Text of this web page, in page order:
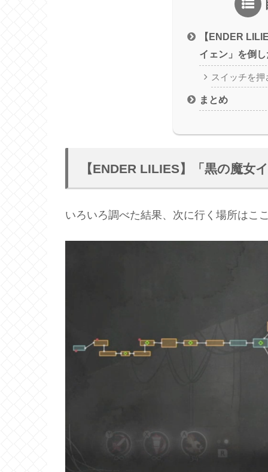
【ENDER
イェン」を倒
スイッチを
まとめ
【ENDER LILIES】「黒の魔女
いろいろ調べた結果、次に行く場所はこ